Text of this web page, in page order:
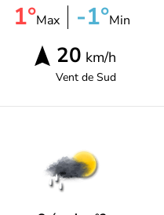
1°Max -1°Min
20 km/h
Vent deSud